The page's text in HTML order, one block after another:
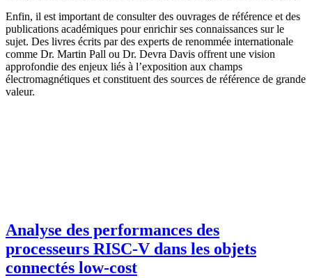
Enfin, il est important de consulter des ouvrages de référence et des
publications académiques pour enrichir ses connaissances sur le
sujet. Des livres écrits par des experts de renommée internationale
comme Dr. Martin Pall ou Dr. Devra Davis offrent une vision
approfondie des enjeux liés à l’exposition aux champs
électromagnétiques et constituent des sources de référence de grande
valeur.
Analyse des performances des
processeurs RISC-V dans les objets
connectés low-cost